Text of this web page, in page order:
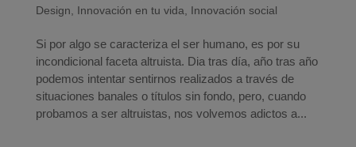
Design
Innovación en tu vida Innovación social
Si por algo se caracteriza el ser humano, es por su
incondicional faceta altruista. Dia tras día, año tras año
podemos intentar sentirnos realizados a través de
situaciones banales o títulos sin fondo, pero, cuando
probamos a ser altruistas, nos volvemos adictos a...